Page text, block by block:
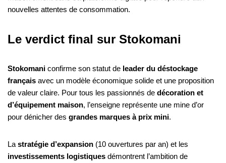
nouvelles attentes de consommation.
Le verdict final sur Stokomani
Stokomani confirme son statut de leader du déstockage
français avec un modèle économique solide et une proposition
de valeur claire. Pour tous les passionnés de décoration et
d’équipement maison, l’enseigne représente une mine d’or
pour dénicher des grandes marques à prix mini.
La stratégie d’expansion (10 ouvertures par an) et les
investissements logistiques démontrent l’ambition de